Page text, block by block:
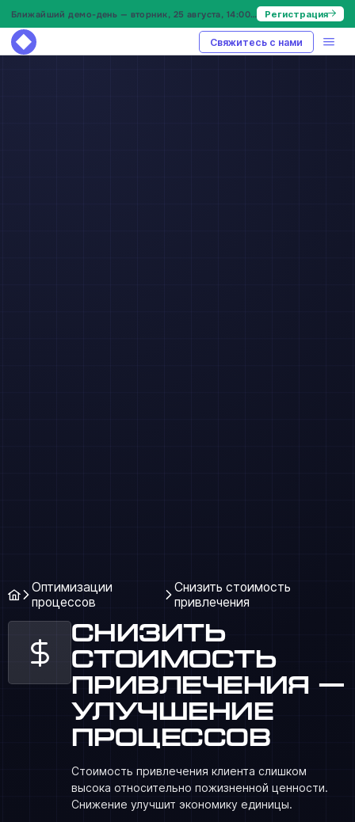
Ближайший демо-день — вторник, 25 августа, 14:00 МСК Регистрация
Свяжитесь с нами
Оптимизации
процессов
Снизить стоимость
привлечения
Снизить
стоимость
привлечения —
улучшение
процессов
Стоимость привлечения клиента слишком
высока относительно пожизненной ценности.
Снижение улучшит экономику единицы.